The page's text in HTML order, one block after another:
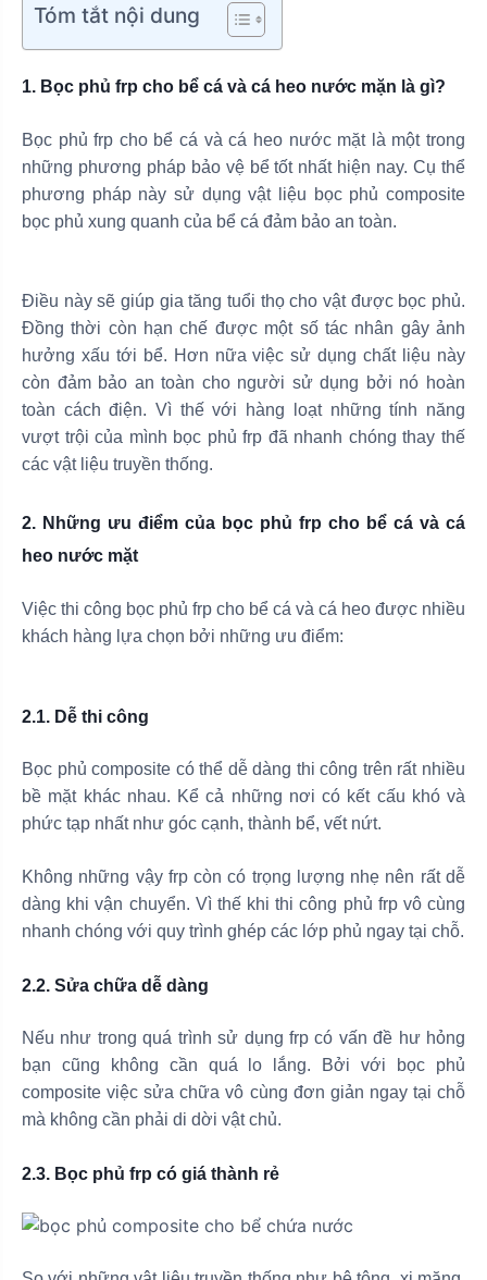
Tóm tắt nội dung
1. Bọc phủ frp cho bể cá và cá heo nước mặn là gì?
Bọc phủ frp cho bể cá và cá heo nước mặt là một trong
những phương pháp bảo vệ bể tốt nhất hiện nay. Cụ thể
phương pháp này sử dụng vật liệu bọc phủ composite
bọc phủ xung quanh của bể cá đảm bảo an toàn.
Điều này sẽ giúp gia tăng tuổi thọ cho vật được bọc phủ.
Đồng thời còn hạn chế được một số tác nhân gây ảnh
hưởng xấu tới bể. Hơn nữa việc sử dụng chất liệu này
còn đảm bảo an toàn cho người sử dụng bởi nó hoàn
toàn cách điện. Vì thế với hàng loạt những tính năng
vượt trội của mình bọc phủ frp đã nhanh chóng thay thế
các vật liệu truyền thống.
2. Những ưu điểm của bọc phủ frp cho bể cá và cá
heo nước mặt
Việc thi công bọc phủ frp cho bể cá và cá heo được nhiều
khách hàng lựa chọn bởi những ưu điểm:
2.1. Dễ thi công
Bọc phủ composite có thể dễ dàng thi công trên rất nhiều
bề mặt khác nhau. Kể cả những nơi có kết cấu khó và
phức tạp nhất như góc cạnh, thành bể, vết nứt.
Không những vậy frp còn có trọng lượng nhẹ nên rất dễ
dàng khi vận chuyển. Vì thế khi thi công phủ frp vô cùng
nhanh chóng với quy trình ghép các lớp phủ ngay tại chỗ.
2.2. Sửa chữa dễ dàng
Nếu như trong quá trình sử dụng frp có vấn đề hư hỏng
bạn cũng không cần quá lo lắng. Bởi với bọc phủ
composite việc sửa chữa vô cùng đơn giản ngay tại chỗ
mà không cần phải di dời vật chủ.
2.3. Bọc phủ frp có giá thành rẻ